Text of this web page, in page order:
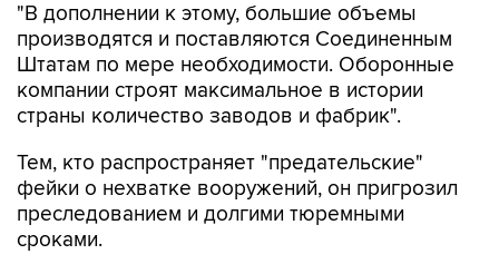
"В дополнении к этому, большие объемы
производятся и поставляются Соединенным
Штатам по мере необходимости. Оборонные
компании строят максимальное в истории
страны количество заводов и фабрик".
Тем, кто распространяет "предательские"
фейки о нехватке вооружений, он пригрозил
преследованием и долгими тюремными
сроками.